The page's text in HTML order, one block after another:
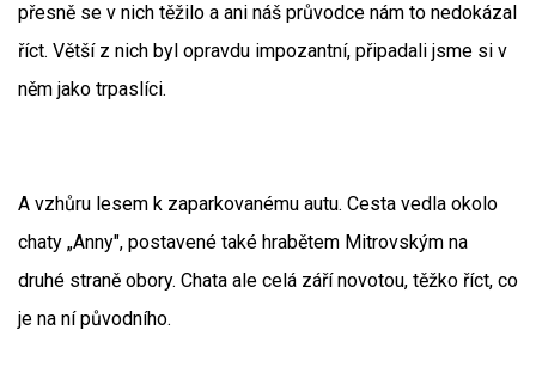
přesně se v nich těžilo a ani náš průvodce nám to nedokázal
říct. Větší z nich byl opravdu impozantní, připadali jsme si v
něm jako trpaslíci.
A vzhůru lesem k zaparkovanému autu. Cesta vedla okolo
chaty „Anny", postavené také hrabětem Mitrovským na
druhé straně obory. Chata ale celá září novotou, těžko říct, co
je na ní původního.